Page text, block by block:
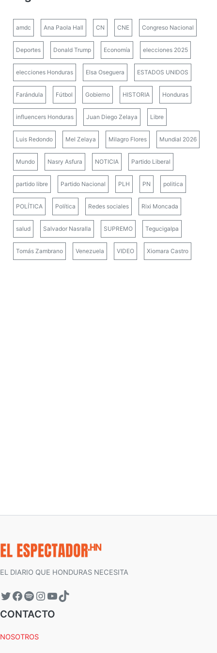
amdc Ana Paola Hall CN CNE Congreso Nacional
Deportes Donald Trump Economía elecciones 2025
elecciones Honduras Elsa Oseguera ESTADOS UNIDOS
Farándula Fútbol Gobierno HISTORIA Honduras
influencers Honduras Juan Diego Zelaya Libre
Luis Redondo Mel Zelaya Milagro Flores Mundial 2026
Mundo Nasry Asfura NOTICIA Partido Liberal
partido libre Partido Nacional PLH PN politica
POLÍTICA Política Redes sociales Rixi Moncada
salud Salvador Nasralla SUPREMO Tegucigalpa
Tomás Zambrano Venezuela VIDEO Xiomara Castro
EL DIARIO QUE HONDURAS NECESITA
CONTACTO
NOSOTROS